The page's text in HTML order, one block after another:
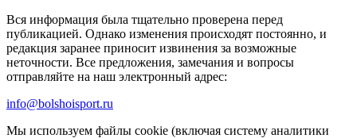
Вся информация была тщательно проверена перед
публикацией. Однако изменения происходят постоянно, и
редакция заранее приносит извинения за возможные
неточности. Все предложения, замечания и вопросы
отправляйте на наш электронный адрес:
info@bolshoisport.ru
Мы используем файлы cookie (включая систему аналитики